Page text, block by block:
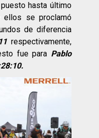
hasta último
ellos se proclamó
de diferencia
respectivamente,
fue para Pablo